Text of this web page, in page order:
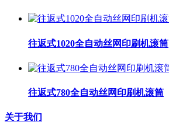
往返式1020全自动丝网印刷机滚筒
往返式780全自动丝网印刷机滚筒
关于我们